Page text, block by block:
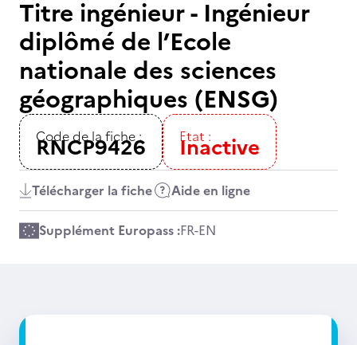
Titre ingénieur - Ingénieur
diplômé de l’Ecole
nationale des sciences
géographiques (ENSG)
Code de la fiche :
RNCP9426 Etat :
Inactive
Télécharger la fiche Aide en ligne
Supplément Europass :FR-EN